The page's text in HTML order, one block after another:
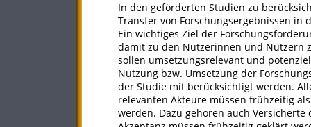
In den geförderten Studien zu
Transfer von Forschungsergebnissen in
Ein wichtiges Ziel der
damit zu den Nutzerinnen und Nutzern
sollen umsetzungsrelevant und
Nutzung bzw. Umsetzung der
der Studie mit berücksichtigt werden.
relevanten Akteure müssen frühzeitig
werden. Dazu gehören auch